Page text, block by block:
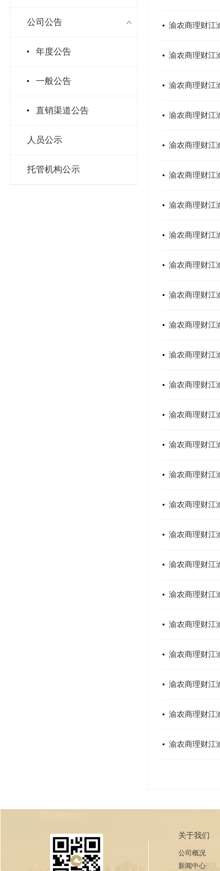
公司公告
年度公告
一般公告
直销渠道公告
人员公示
托管机构公示
渝农商理财江
渝农商理财江
渝农商理财江
渝农商理财江
渝农商理财江
渝农商理财江
渝农商理财江
渝农商理财江
渝农商理财江
渝农商理财江
渝农商理财江
渝农商理财江
渝农商理财江
渝农商理财江
渝农商理财江
渝农商理财江
渝农商理财江
渝农商理财江
渝农商理财江
渝农商理财江
渝农商理财江
渝农商理财江
渝农商理财江
渝农商理财江
渝农商理财江
关于我们
公司概况
新闻中心